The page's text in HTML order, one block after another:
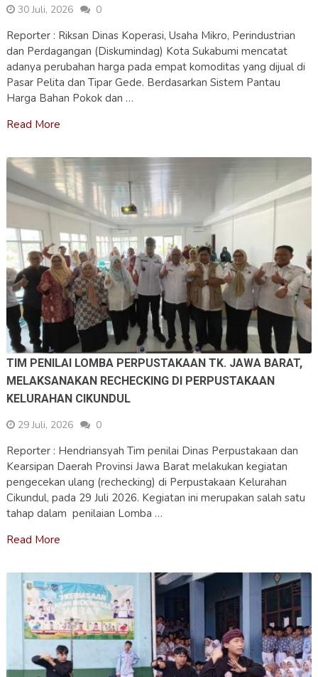
30 Juli, 2026
0
Reporter : Riksan Dinas Koperasi, Usaha Mikro, Perindustrian
dan Perdagangan (Diskumindag) Kota Sukabumi mencatat
adanya perubahan harga pada empat komoditas yang dijual di
Pasar Pelita dan Tipar Gede. Berdasarkan Sistem Pantau
Harga Bahan Pokok dan …
Read More
TIM PENILAI LOMBA PERPUSTAKAAN TK. JAWA BARAT,
MELAKSANAKAN RECHECKING DI PERPUSTAKAAN
KELURAHAN CIKUNDUL
29 Juli, 2026
0
Reporter : Hendriansyah Tim penilai Dinas Perpustakaan dan
Kearsipan Daerah Provinsi Jawa Barat melakukan kegiatan
pengecekan ulang (rechecking) di Perpustakaan Kelurahan
Cikundul, pada 29 Juli 2026. Kegiatan ini merupakan salah satu
tahap dalam penilaian Lomba …
Read More